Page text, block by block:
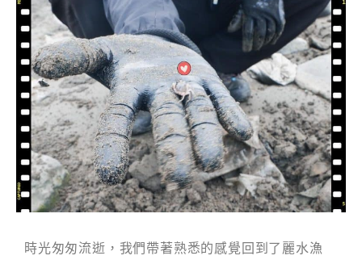
時光匆匆流逝，我們帶著熟悉的感覺回到了麗水漁